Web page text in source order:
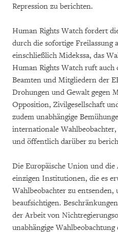
Repression zu berichten.
Human Rights Watch fordert
durch die sofortige Freilassung
einschließlich Midekssa, das
Human Rights Watch ruft auch
Beamten und Mitgliedern der
Drohungen und Gewalt gegen
Opposition, Zivilgesellschaft
zudem unabhängige
internationale
und öffentlich darüber zu
Die Europäische Union und
einzigen Institutionen, die es
Wahlbeobachter zu
beaufsichtigen.
der Arbeit von
unabhängige